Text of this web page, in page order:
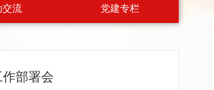
交流 党建专栏
部署会